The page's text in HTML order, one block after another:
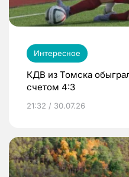
Интересное
КДВ из Томска
счетом 4:3
21:32 / 30.07.26